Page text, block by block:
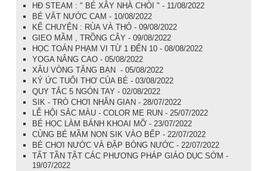
HĐ STEAM : " BÉ XÂY NHÀ CHÒI " - 11/08/2022
BÉ VẮT NƯỚC CAM - 10/08/2022
KỂ CHUYỆN : RÙA VÀ THỎ - 09/08/2022
GIEO MẦM , TRỒNG CÂY - 09/08/2022
HỌC TOÁN PHẠM VI TỪ 1 ĐẾN 10 - 08/08/2022
YOGA NÂNG CAO - 05/08/2022
XÂU VÒNG TẶNG BẠN - 05/08/2022
KÝ ỨC TUỔI THƠ CỦA BÉ - 03/08/2022
QUY TẮC 5 NGÓN TAY - 02/08/2022
SIK - TRÒ CHƠI NHÂN GIAN - 28/07/2022
LỄ HỘI SẮC MÀU - COLOR ME RUN - 25/07/2022
BÉ HỌC LÀM BÁNH KHOAI MỠ - 23/07/2022
CÙNG BÉ MẦM NON SIK VÀO BẾP - 22/07/2022
BÉ CHƠI NƯỚC VÀ ĐẬP BÓNG NƯỚC - 22/07/2022
TẤT TẦN TẬT CÁC PHƯƠNG PHÁP GIÁO DỤC SỚM -
19/07/2022